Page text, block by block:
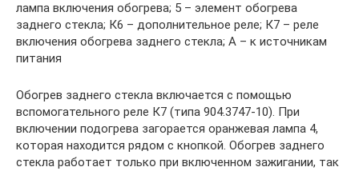
лампа включения обогрева; 5 – элемент обогрева
заднего стекла; К6 – дополнительное реле; К7 – реле
включения обогрева заднего стекла; А – к источникам
питания
Обогрев заднего стекла включается с помощью
вспомогательного реле К7 (типа 904.3747-10). При
включении подогрева загорается оранжевая лампа 4,
которая находится рядом с кнопкой. Обогрев заднего
стекла работает только при включенном зажигании, так